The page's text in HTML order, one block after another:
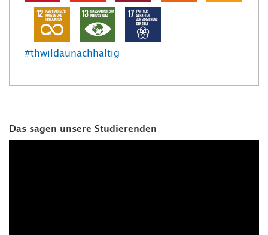
#thwildaunachhaltig
Das sagen unsere Studierenden